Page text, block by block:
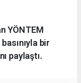
YÖNTEM
bir
paylaştı.